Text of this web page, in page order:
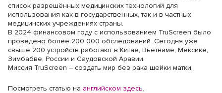
список разрешённых медицинских технологий для
использования как в государственных, так и в частных
медицинских учреждениях страны.
В 2024 финансовом году с использованием TruScreen было
проведено более 200 000 обследований. Сегодня уже
свыше 200 устройств работают в Китае, Вьетнаме, Мексике,
Зимбабве, России и Саудовской Аравии.
Миссия TruScreen – создать мир без рака шейки матки.
Посмотреть статью на английском здесь.